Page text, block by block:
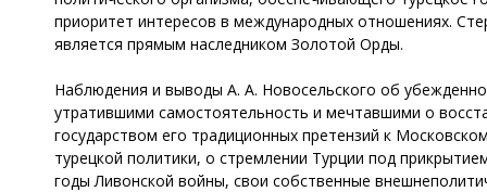
приоритет интересов в международных отношениях.
является прямым наследником Золотой Орды.
Наблюдения и выводы А. А. Новосельского об
утратившими самостоятельность и мечтавшими о
государством его традиционных претензий к
турецкой политики, о стремлении Турции под
годы Ливонской войны, свои собственные